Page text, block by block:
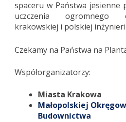
spaceru w Państwa jesienne
uczczenia ogromnego
krakowskiej i polskiej
Czekamy na Państwa na
Współorganizatorzy:
Miasta Krakowa
Małopolskiej
Budownictwa